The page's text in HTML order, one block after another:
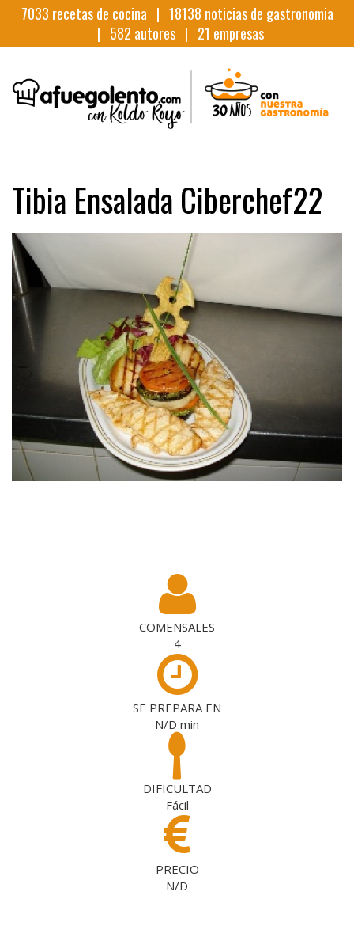
7033 recetas de cocina | 18138 noticias de gastronomia
| 582 autores | 21 empresas
Tibia Ensalada Ciberchef22
COMENSALES
4
SE PREPARA EN
N/D min
DIFICULTAD
Fácil
PRECIO
N/D